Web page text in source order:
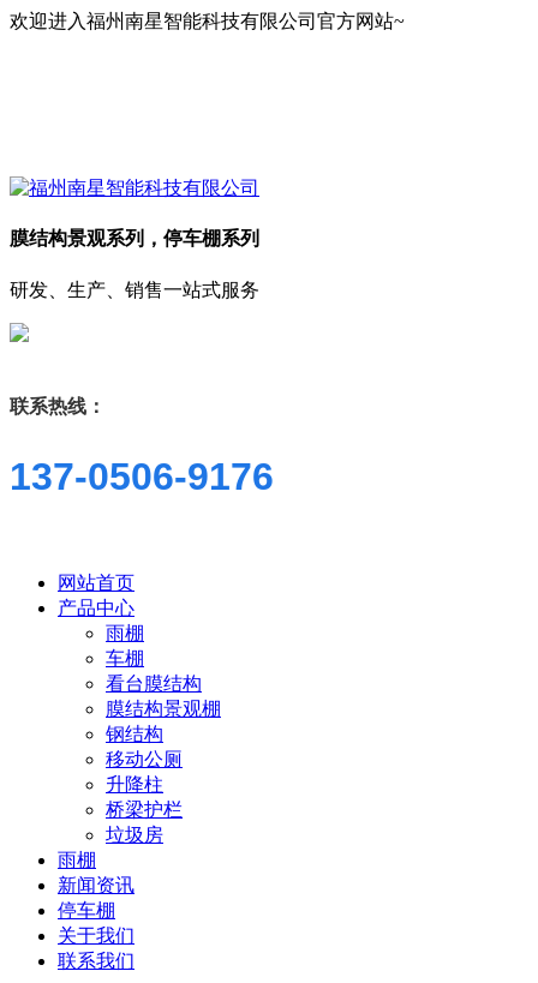
欢迎进入福州南星智能科技有限公司官方网站~
膜结构景观系列，停车棚系列
研发、生产、销售一站式服务
联系热线：
137-0506-9176
网站首页
产品中心
雨棚
车棚
看台膜结构
膜结构景观棚
钢结构
移动公厕
升降柱
桥梁护栏
垃圾房
雨棚
新闻资讯
停车棚
关于我们
联系我们